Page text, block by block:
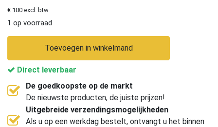
€ 100 excl. btw
1 op voorraad
Toevoegen in winkelmand
Direct leverbaar
De goedkoopste op de markt
De nieuwste producten, de juiste prijzen!
Uitgebreide verzendingsmogelijkheden
Als u op een werkdag bestelt, ontvangt u het binnen